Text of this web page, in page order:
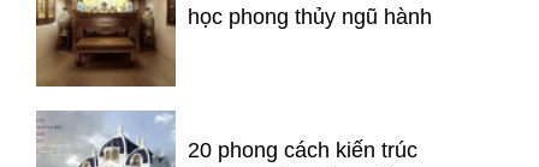
học phong thủy ngũ hành
20 phong cách kiến trúc